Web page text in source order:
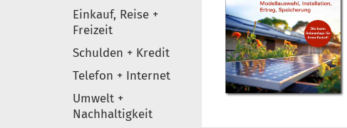
Einkauf, Reise +
Freizeit
Schulden + Kredit
Telefon + Internet
Umwelt +
Nachhaltigkeit